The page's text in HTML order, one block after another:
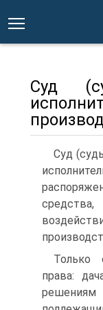
Суд
Суд
Только
права: